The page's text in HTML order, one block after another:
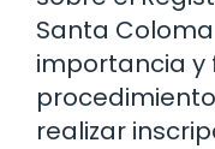
Santa
importancia y
realizar